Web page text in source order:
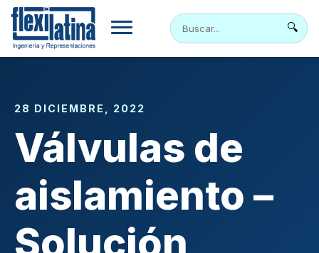
Skip
content
🔍
28 DICIEMBRE, 2022
Válvulas de
aislamiento –
Solución